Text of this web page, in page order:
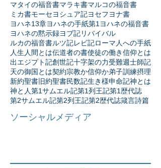
マタイの福音書マラキ書マルコの福音書
ミカ書モーセヨシュア記ヨセフヨナ書
ヨハネ13章ヨハネの手紙第1 ヨハネの福音書
ヨハネの黙示録ヨブ記リバイバル
ルカの福音書ルツ記レビ記ローマ人への手紙
人生 人間とは伝道者の書使徒の働き信仰とは
出エジプト記創世記十字架の力受難週士師記
天の御国とは契約宗教か信仰か弟子訓練摂理
新約聖書 旧約聖書民数記生き様申命記神とは
神と人第1サムエル記第1列王記第1歴代誌
第2サムエル記第2列王記第2歴代誌箴言詩篇
ソーシャルメディア